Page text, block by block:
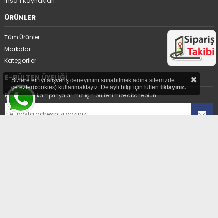
ÜRÜNLER
Tüm Ürünler
Markalar
Kategoriler
E-BÜLTEN ÜYELİĞİ
En avantajlı kampanyalarımız için bültenimize abone olun.
Sizlere en iyi alışveriş deneyimini sunabilmek adına sitemizde
çerezler(cookies) kullanmaktayız. Detaylı bilgi için lütfen tıklayınız. ×